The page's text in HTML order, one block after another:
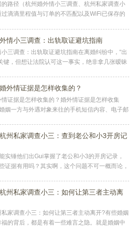
路径（杭州婚外情小三调查、杭州私家调查小
滴滴里程值与订单的不匹配以及WiFi已保存的
情小三调查：出轨取证避坑指南
三调查：出轨取证避坑指南在离婚纠纷中，“出
键，但想让法院认可这一事实，绝非拿几张暧昧
外情证据是怎样收集的？
证据是怎样收集的？婚外情证据是怎样收集
姻一方与外遇对象来往的手机短信内容、电子邮
州私家调查小三：查到老公和小3开房记
实锤他们出Gui掌握了老公和小3的开房记录，
证据有用吗？其实啊，这个问题不可一概而论，
州私家调查小三：如何让第三者主动离
家调查小三：如何让第三者主动离开?有些婚姻
的背后，都是有着一些难言之隐。就是婚姻中